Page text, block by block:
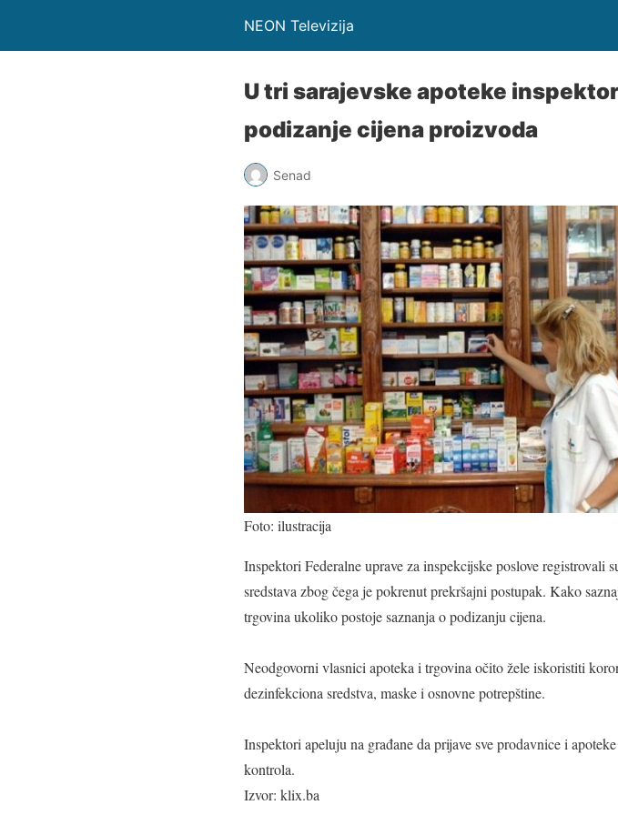
NEON Televizija
U tri sarajevske apoteke
podizanje cijena proizvoda
Senad
Foto: ilustracija
Inspektori Federalne uprave za inspekcijske poslove registrovali
sredstava zbog čega je pokrenut prekršajni postupak. Kako
trgovina ukoliko postoje saznanja o podizanju cijena.
Neodgovorni vlasnici apoteka i trgovina očito žele iskoristiti
dezinfekciona sredstva, maske i osnovne potrepštine.
Inspektori apeluju na građane da prijave sve prodavnice i
kontrola.
Izvor: klix.ba